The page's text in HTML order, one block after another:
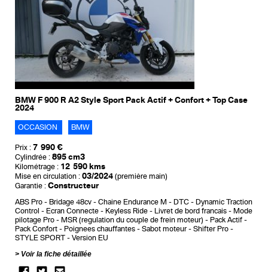
BMW F 900 R A2 Style Sport Pack Actif + Confort + Top Case
2024
OCCASION BMW
Prix : 7 990 €
Cylindrée : 895 cm3
Kilométrage : 12 590 kms
Mise en circulation : 03/2024 (première main)
Garantie : Constructeur
ABS Pro Bridage 48cv Chaine Endurance M
DTC - Dynamic Traction
Control
Ecran Connecte Keyless Ride Livret de bord francais
Mode
pilotage Pro
MSR (regulation du couple de frein moteur)
Pack Actif
Pack Confort
Poignees chauffantes Sabot moteur
Shifter Pro
STYLE SPORT
Version EU
Voir la fiche détaillée